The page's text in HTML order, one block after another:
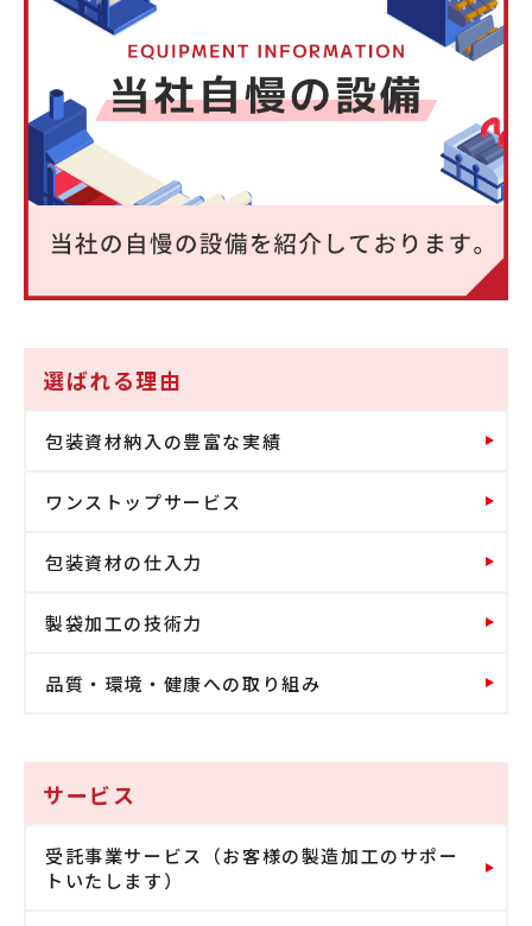
選ばれる理由
包装資材納入の豊富な実績
ワンストップサービス
包装資材の仕入力
製袋加工の技術力
品質・環境・健康への取り組み
サービス
受託事業サービス（お客様の製造加工のサポー
トいたします）